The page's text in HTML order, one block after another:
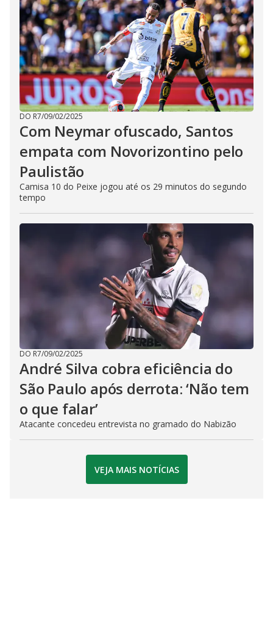
DO R7/09/02/2025
Com Neymar ofuscado, Santos
empata com Novorizontino pelo
Paulistão
Camisa 10 do Peixe jogou até os 29 minutos do segundo
tempo
DO R7/09/02/2025
André Silva cobra eficiência do
São Paulo após derrota: ‘Não tem
o que falar’
Atacante concedeu entrevista no gramado do Nabizão
VEJA MAIS NOTÍCIAS